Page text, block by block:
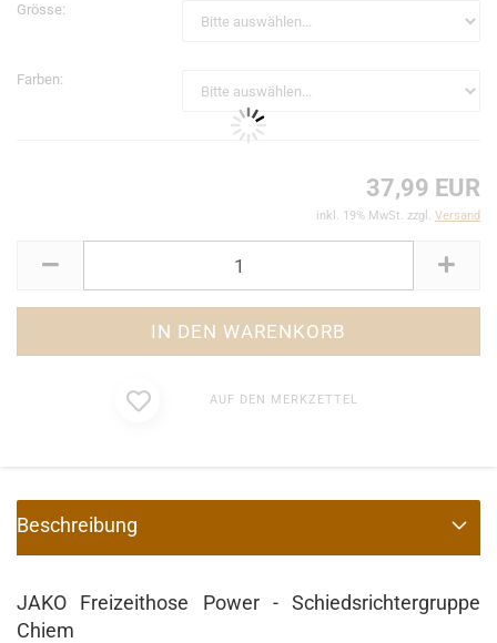
Grösse:
Farben:
37,99 EUR
inkl. 19% MwSt. zzgl. Versand
AUF DEN MERKZETTEL
Beschreibung
JAKO Freizeithose Power - Schiedsrichtergruppe
Chiem